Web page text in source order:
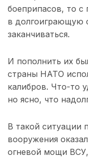
боеприпасов, то с
в долгоиграющую
заканчиваться.
И пополнить их
страны НАТО
калибров. Что-то
но ясно, что
В такой ситуации
вооружения
огневой мощи